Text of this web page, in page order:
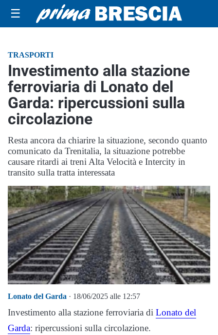
☰
TRASPORTI
Investimento alla stazione
ferroviaria di Lonato del
Garda: ripercussioni sulla
circolazione
Resta ancora da chiarire la situazione, secondo quanto
comunicato da Trenitalia, la situazione potrebbe
causare ritardi ai treni Alta Velocità e Intercity in
transito sulla tratta interessata
Lonato del Garda · 18/06/2025 alle 12:57
Investimento alla stazione ferroviaria di Lonato del
Garda: ripercussioni sulla circolazione.